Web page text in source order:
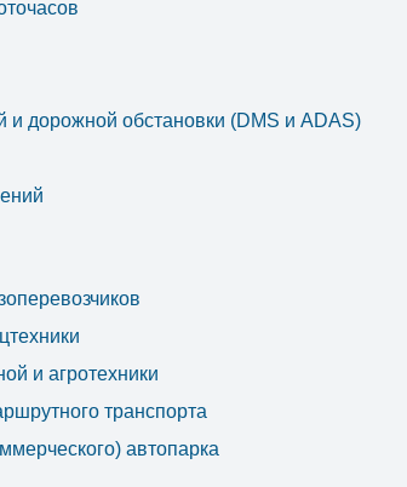
и дорожной обстановки (DMS и ADAS)
и агротехники
транспорта
автопарка